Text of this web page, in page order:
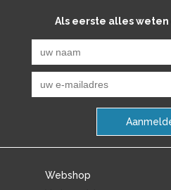
Als eerste alles weten
Webshop